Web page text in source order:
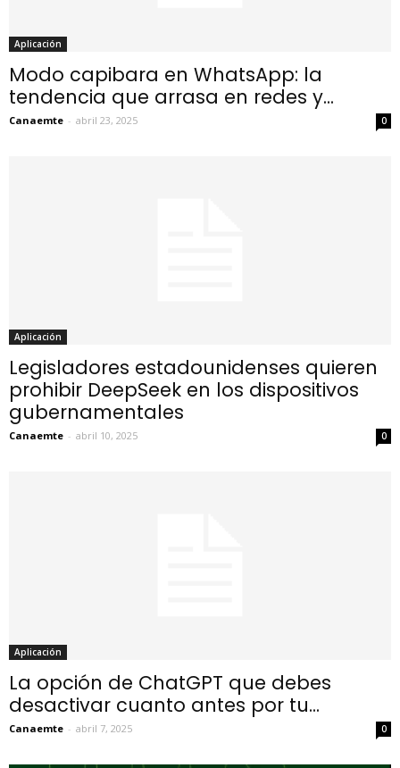
Aplicación
Modo capibara en WhatsApp: la
tendencia que arrasa en redes y...
Canaemte - abril 23, 2025 0
Aplicación
Legisladores estadounidenses quieren
prohibir DeepSeek en los dispositivos
gubernamentales
Canaemte - abril 10, 2025 0
Aplicación
La opción de ChatGPT que debes
desactivar cuanto antes por tu...
Canaemte - abril 7, 2025 0